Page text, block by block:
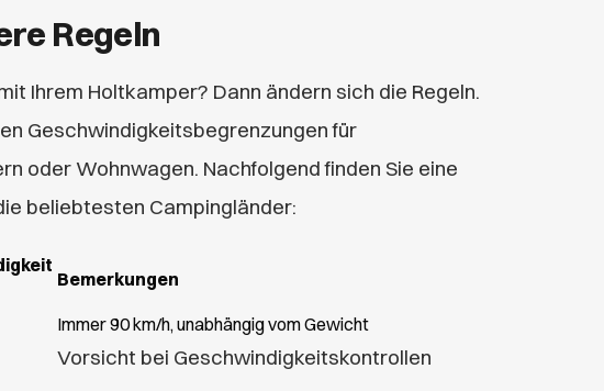
Regeln
Ihrem Holtkamper? Dann ändern sich die Regeln.
Geschwindigkeitsbegrenzungen für
oder Wohnwagen. Nachfolgend finden Sie eine
beliebtesten Campingländer:
Bemerkungen
Immer 90 km/h, unabhängig vom Gewicht
Vorsicht bei Geschwindigkeitskontrollen